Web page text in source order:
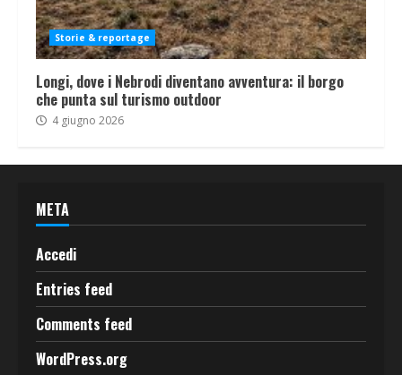
Storie & reportage
Longi, dove i Nebrodi diventano avventura: il borgo
che punta sul turismo outdoor
4 giugno 2026
META
Accedi
Entries feed
Comments feed
WordPress.org